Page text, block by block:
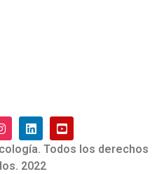
Todos los derechos
2022